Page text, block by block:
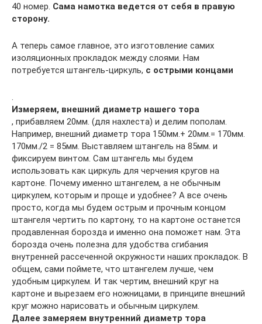
40 номер. Сама намотка ведется от себя в правую
сторону.
А теперь самое главное, это изготовление самих
изоляционных прокладок между слоями. Нам
потребуется штангель-циркуль, с острыми концами
Измеряем, внешний диаметр нашего тора
, прибавляем 20мм. (для нахлеста) и делим пополам.
Например, внешний диаметр тора 150мм.+ 20мм.= 170мм.
170мм./2 = 85мм. Выставляем штангель на 85мм. и
фиксируем винтом. Сам штангель мы будем
использовать как циркуль для черчения кругов на
картоне. Почему именно штангелем, а не обычным
циркулем, которым и проще и удобнее? А все очень
просто, когда мы будем острым и прочным концом
штангеля чертить по картону, то на картоне останется
продавленная борозда и именно она поможет нам. Эта
борозда очень полезна для удобства сгибания
внутренней рассеченной окружности наших прокладок. В
общем, сами поймете, что штангелем лучше, чем
удобным циркулем. И так чертим, внешний круг на
картоне и вырезаем его ножницами, в принципе внешний
круг можно нарисовать и обычным циркулем.
Далее замеряем внутренний диаметр тора